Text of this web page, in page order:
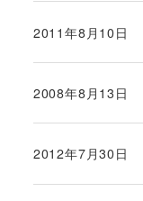
投稿日
2011年8月10日
投稿日
2008年8月13日
投稿日
2012年7月30日